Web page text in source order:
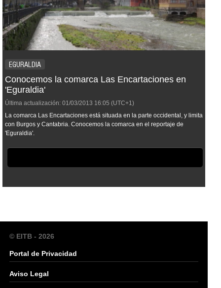
EGURALDIA
Conocemos la comarca Las Encartaciones en
'Eguraldia'
Última actualización: 01/03/2013 16:05 (UTC+1)
La comarca Las Encartaciones está situada en la parte occidental, y limita
con Burgos y Cantabria. Conocemos la comarca en el reportaje de
'Eguraldia'.
© EITB - 2026
Portal de Privacidad
Aviso Legal